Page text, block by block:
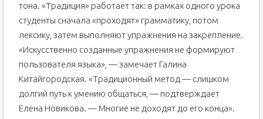
тона. «Традиция» работает так: в рамках одного урока
студенты сначала «проходят» грамматику, потом
лексику, затем выполняют упражнения на закрепление.
«Искусственно созданные упражнения не формируют
пользователя языка», — замечает Галина
Китайгородская. «Традиционный метод — слишком
долгий путь к умению общаться, — подтверждает
Елена Новикова. — Многие не доходят до его конца».